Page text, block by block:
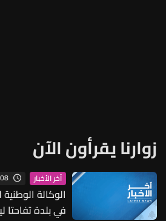
زوارنا يقرأون الآن
آخر الأخبار
الوكالة
في بلدة تفاحتا